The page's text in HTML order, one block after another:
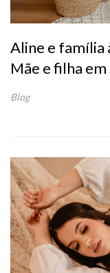
Aline e família
Mãe e filha
Blog